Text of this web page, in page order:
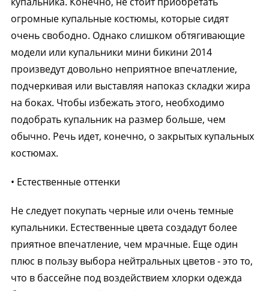
огромные купальные костюмы, которые сидят
очень свободно. Однако слишком обтягивающие
модели или купальники мини бикини 2014
произведут довольно неприятное впечатление,
подчеркивая или выставляя напоказ складки жира
на боках. Чтобы избежать этого, необходимо
подобрать купальник на размер больше, чем
обычно. Речь идет, конечно, о закрытых купальных
костюмах.
• Естественные оттенки
Не следует покупать черные или очень темные
купальники. Естественные цвета создадут более
приятное впечатление, чем мрачные. Еще один
плюс в пользу выбора нейтральных цветов - это то,
что в бассейне под воздействием хлорки одежда